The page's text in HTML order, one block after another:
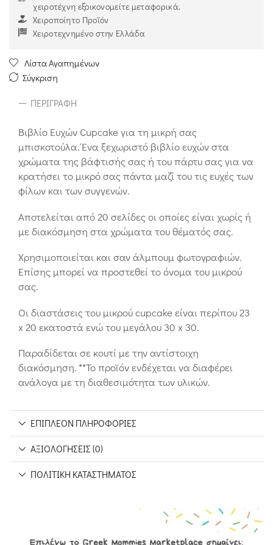
χειροτέχνη εξοικονομείτε μεταφορικά.
Χειροποίητο Προϊόν
Χειροτεχνημένο στην Ελλάδα
Λίστα Αγαπημένων
Σύγκριση
ΠΕΡΙΓΡΑΦΉ
Βιβλίο Ευχών Cupcake για τη μικρή σας
μπισκοτούλα. Ένα ξεχωριστό βιβλίο ευχών στα
χρώματα της βάφτισής σας ή του πάρτυ σας για να
κρατήσει το μικρό σας πάντα μαζί του τις ευχές των
φίλων και των συγγενών.
Αποτελείται από 20 σελίδες οι οποίες είναι χωρίς ή
με διακόσμηση στα χρώματα του θέματός σας.
Χρησιμοποιείται και σαν άλμπουμ φωτογραφιών.
Επίσης μπορεί να προστεθεί το όνομα του μικρού
σας.
Οι διαστάσεις του μικρού cupcake είναι περίπου 23
x 20 εκατοστά ενώ του μεγάλου 30 x 30.
Παραδίδεται σε κουτί με την αντίστοιχη
διακόσμηση. **Το προϊόν ενδέχεται να διαφέρει
ανάλογα με τη διαθεσιμότητα των υλικών.
ΕΠΙΠΛΈΟΝ ΠΛΗΡΟΦΟΡΊΕΣ
ΑΞΙΟΛΟΓΉΣΕΙΣ (0)
ΠΟΛΙΤΙΚΉ ΚΑΤΑΣΤΉΜΑΤΟΣ